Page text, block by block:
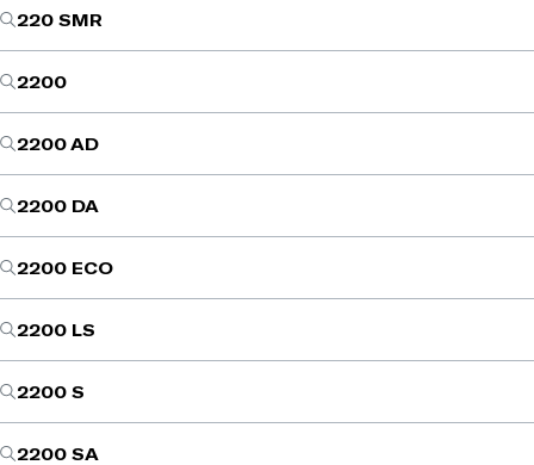
220 SMR
2200
2200 AD
2200 DA
2200 ECO
2200 LS
2200 S
2200 SA